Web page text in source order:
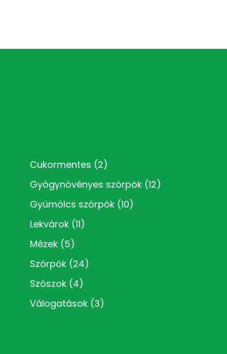
Cukormentes (2)
Gyógynövényes szörpök (12)
Gyümölcs szörpök (10)
Lekvárok (11)
Mézek (5)
Szörpök (24)
Szószok (4)
Válogatások (3)